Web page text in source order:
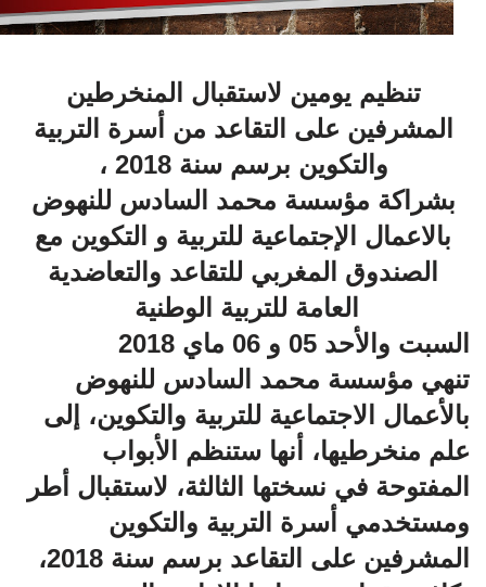
تنظيم يومين لاستقبال المنخرطين
المشرفين على التقاعد من أسرة التربية
والتكوين برسم سنة 2018 ،
بشراكة مؤسسة محمد السادس للنهوض
بالاعمال الإجتماعية للتربية و التكوين مع
الصندوق المغربي للتقاعد والتعاضدية
العامة للتربية الوطنية
السبت والأحد 05 و 06 ماي 2018
تنهي مؤسسة محمد السادس للنهوض
بالأعمال الاجتماعية للتربية والتكوين، إلى
علم منخرطيها، أنها ستنظم الأبواب
المفتوحة في نسختها الثالثة، لاستقبال أطر
ومستخدمي أسرة التربية والتكوين
المشرفين على التقاعد برسم سنة 2018،